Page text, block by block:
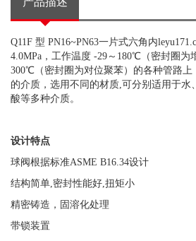
Q11F 型 PN16~PN63一片式六角内
4.0MPa ，工作温度 -29 ～ 180℃（密封圈为
300℃（密封圈为对位聚苯）的各种管路上
的介质，选用不同的材质,可分别适用于水
酸等多种介质。
设计特点
球阀根据标准ASME B16.34设计
结构简单,密封性能好,扭矩小
精密铸造，固溶化处理
带锁装置